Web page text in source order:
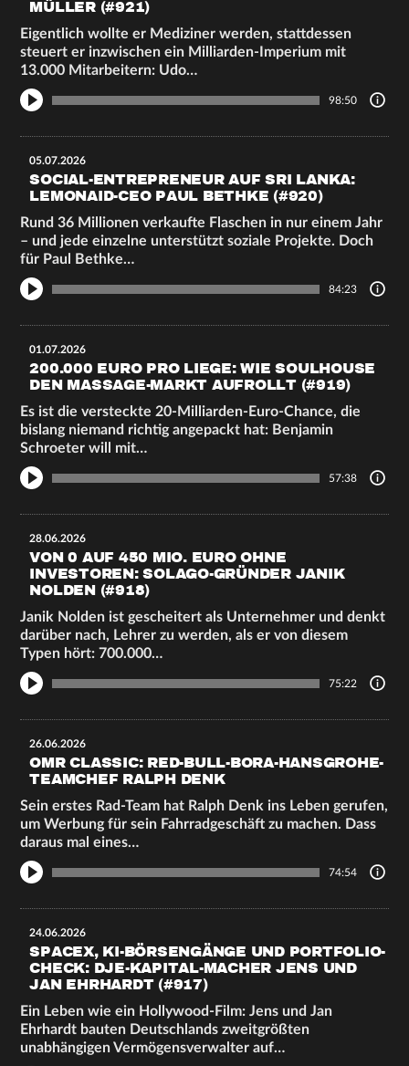
ÜLLER (#921)
Eigentlich wollte er Mediziner werden, stattdessen
steuert er inzwischen ein Milliarden-Imperium mit
13.000 Mitarbeitern: Udo…
98:50
05.07.2026
SOCIAL-ENTREPRENEUR AUF SRI LANKA:
LEMONAID-CEO PAUL BETHKE (#920)
Rund 36 Millionen verkaufte Flaschen in nur einem Jahr
– und jede einzelne unterstützt soziale Projekte. Doch
für Paul Bethke…
84:23
01.07.2026
200.000 EURO PRO LIEGE: WIE SOULHOUSE
DEN MASSAGE-MARKT AUFROLLT (#919)
Es ist die versteckte 20-Milliarden-Euro-Chance, die
bislang niemand richtig angepackt hat: Benjamin
Schroeter will mit…
57:38
28.06.2026
VON 0 AUF 450 MIO. EURO OHNE
INVESTOREN: SOLAGO-GRÜNDER JANIK
NOLDEN (#918)
Janik Nolden ist gescheitert als Unternehmer und denkt
darüber nach, Lehrer zu werden, als er von diesem
Typen hört: 700.000…
75:22
26.06.2026
OMR CLASSIC: RED-BULL-BORA-HANSGROHE-
TEAMCHEF RALPH DENK
Sein erstes Rad-Team hat Ralph Denk ins Leben gerufen,
um Werbung für sein Fahrradgeschäft zu machen. Dass
daraus mal eines…
74:54
24.06.2026
SPACEX, KI-BÖRSENGÄNGE UND PORTFOLIO-
CHECK: DJE-KAPITAL-MACHER JENS UND
JAN EHRHARDT (#917)
Ein Leben wie ein Hollywood-Film: Jens und Jan
Ehrhardt bauten Deutschlands zweitgrößten
unabhängigen Vermögensverwalter auf…